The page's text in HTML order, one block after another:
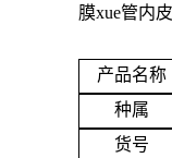
膜xue管内
产品名称
种属
货号